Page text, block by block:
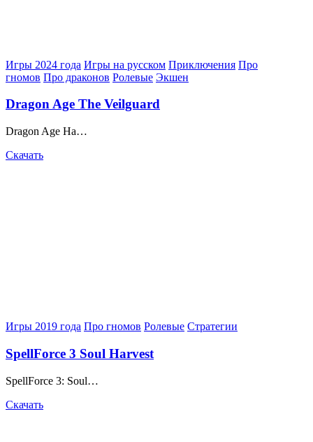
Posted
in
Игры 2024 года Игры на русском Приключения Про
гномов Про драконов Ролевые Экшен
Dragon Age The Veilguard
Dragon Age На…
Скачать
Posted
Игры 2019 года Про гномов Ролевые Стратегии
SpellForce 3 Soul Harvest
SpellForce 3: Soul…
Скачать